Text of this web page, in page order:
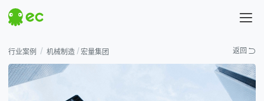
行业案例 机械制造 宏量集团 返回